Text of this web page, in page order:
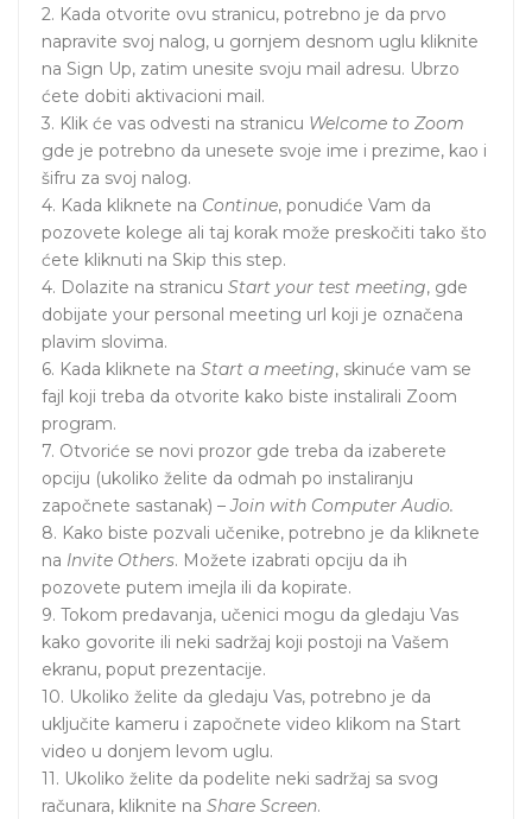
2. Kada otvorite ovu stranicu, potrebno je da prvo
napravite svoj nalog, u gornjem desnom uglu kliknite
na Sign Up, zatim unesite svoju mail adresu. Ubrzo
ćete dobiti aktivacioni mail.
3. Klik će vas odvesti na stranicu Welcome to Zoom
gde je potrebno da unesete svoje ime i prezime, kao i
šifru za svoj nalog.
4. Kada kliknete na Continue, ponudiće Vam da
pozovete kolege ali taj korak može preskočiti tako što
ćete kliknuti na Skip this step.
4. Dolazite na stranicu Start your test meeting, gde
dobijate your personal meeting url koji je označena
plavim slovima.
6. Kada kliknete na Start a meeting, skinuće vam se
fajl koji treba da otvorite kako biste instalirali Zoom
program.
7. Otvoriće se novi prozor gde treba da izaberete
opciju (ukoliko želite da odmah po instaliranju
započnete sastanak) –Join with Computer Audio.
8. Kako biste pozvali učenike, potrebno je da kliknete
na Invite Others. Možete izabrati opciju da ih
pozovete putem imejla ili da kopirate.
9. Tokom predavanja, učenici mogu da gledaju Vas
kako govorite ili neki sadržaj koji postoji na Vašem
ekranu, poput prezentacije.
10. Ukoliko želite da gledaju Vas, potrebno je da
uključite kameru i započnete video klikom na Start
video u donjem levom uglu.
11. Ukoliko želite da podelite neki sadržaj sa svog
računara, kliknite na Share Screen.